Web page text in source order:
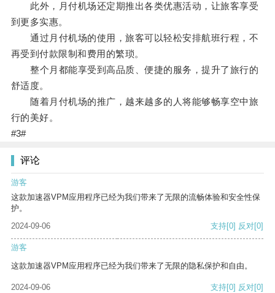
此外，月付机场还定期推出各类优惠活动，让旅客享受
到更多实惠。
通过月付机场的使用，旅客可以轻松安排航班行程，不
再受到付款限制和费用的繁琐。
整个月都能享受到高品质、便捷的服务，提升了旅行的
舒适度。
随着月付机场的推广，越来越多的人将能够畅享空中旅
行的美好。
#3#
评论
游客
这款加速器VPM应用程序已经为我们带来了无限的流畅体验和安全性保
护。
2024-09-06
支持[0] 反对[0]
游客
这款加速器VPM应用程序已经为我们带来了无限的隐私保护和自由。
2024-09-06 支持[0] 反对[0]